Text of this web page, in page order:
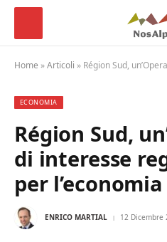
Home »Articoli » Région Sud, un’Operazione di
ECONOMIA
Région Sud,
di interesse
per
ENRICO MARTIAL 12 Dicembre